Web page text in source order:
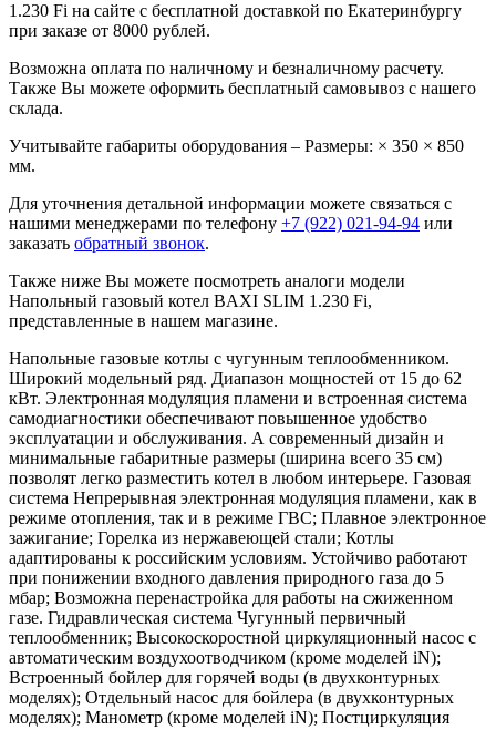
1.230 Fi на сайте с бесплатной доставкой по Екатеринбургу
при заказе от 8000 рублей.
Возможна оплата по наличному и безналичному расчету.
Также Вы можете оформить бесплатный самовывоз с нашего
склада.
Учитывайте габариты оборудования – Размеры: × 350 × 850
мм.
Для уточнения детальной информации можете связаться с
нашими менеджерами по телефону +7 (922) 021-94-94 или
заказать обратный звонок.
Также ниже Вы можете посмотреть аналоги модели
Напольный газовый котел BAXI SLIM 1.230 Fi,
представленные в нашем магазине.
Напольные газовые котлы с чугунным теплообменником.
Широкий модельный ряд. Диапазон мощностей от 15 до 62
кВт. Электронная модуляция пламени и встроенная система
самодиагностики обеспечивают повышенное удобство
эксплуатации и обслуживания. А современный дизайн и
минимальные габаритные размеры (ширина всего 35 см)
позволят легко разместить котел в любом интерьере. Газовая
система Непрерывная электронная модуляция пламени, как в
режиме отопления, так и в режиме ГВС; Плавное электронное
зажигание; Горелка из нержавеющей стали; Котлы
адаптированы к российским условиям. Устойчиво работают
при понижении входного давления природного газа до 5
мбар; Возможна перенастройка для работы на сжиженном
газе. Гидравлическая система Чугунный первичный
теплообменник; Высокоскоростной циркуляционный насос с
автоматическим воздухоотводчиком (кроме моделей iN);
Встроенный бойлер для горячей воды (в двухконтурных
моделях); Отдельный насос для бойлера (в двухконтурных
моделях); Манометр (кроме моделей iN); Постциркуляция